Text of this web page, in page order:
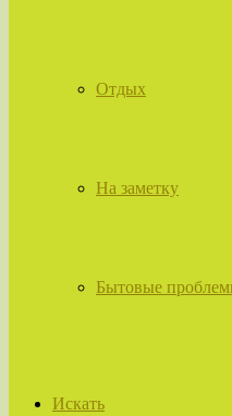
Отдых
На заметку
Бытовые
Искать